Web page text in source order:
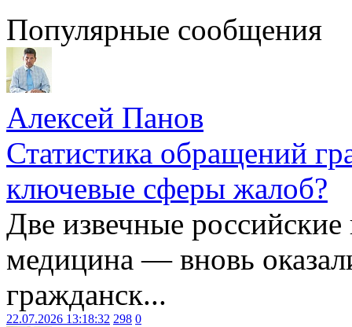
Популярные сообщения
Алексей Панов
Статистика обращений
ключевые сферы жалоб?
Две извечные
медицина — вновь
гражданск...
22.07.2026 13:18:32 298 0